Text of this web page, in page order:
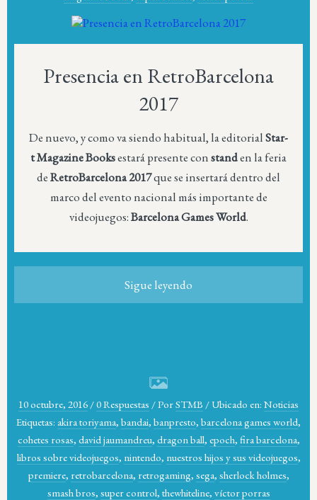
Presencia en RetroBarcelona
2017
De nuevo, y como va siendo habitual, la editorialStar-
t Magazine Booksestará presente constanden la feria
deRetroBarcelona 2017que se insertará dentro del
marco del evento nacional más importante de
videojuegos:Barcelona Games World.
Sigue leyendo
10 octubre, 2016 /0 Respuestas /PorSTMB / Ubicado en: Noticias
Etiquetas: akira toriyama, bandai, banpresto, barcelona games world,
cohetes rosas, david jaumandreu, dragon ball, epoch, fira barcelona,
libros sobre videojuegos, nintendo, nuestros hijos y sus videojuegos,
premiere, retrobarcelona, retrogaming, sega, sherlock holmes,
smash bros, super control, thewhiteline, víctor porras